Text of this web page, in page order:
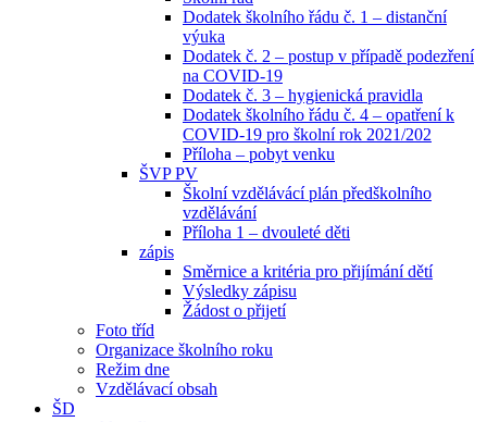
Dodatek školního řádu č. 1 – distanční
výuka
Dodatek č. 2 – postup v případě podezření
na COVID-19
Dodatek č. 3 – hygienická pravidla
Dodatek školního řádu č. 4 – opatření k
COVID-19 pro školní rok 2021/202
Příloha – pobyt venku
ŠVP PV
Školní vzdělávácí plán předškolního
vzdělávání
Příloha 1 – dvouleté děti
zápis
Směrnice a kritéria pro přijímání dětí
Výsledky zápisu
Žádost o přijetí
Foto tříd
Organizace školního roku
Režim dne
Vzdělávací obsah
ŠD